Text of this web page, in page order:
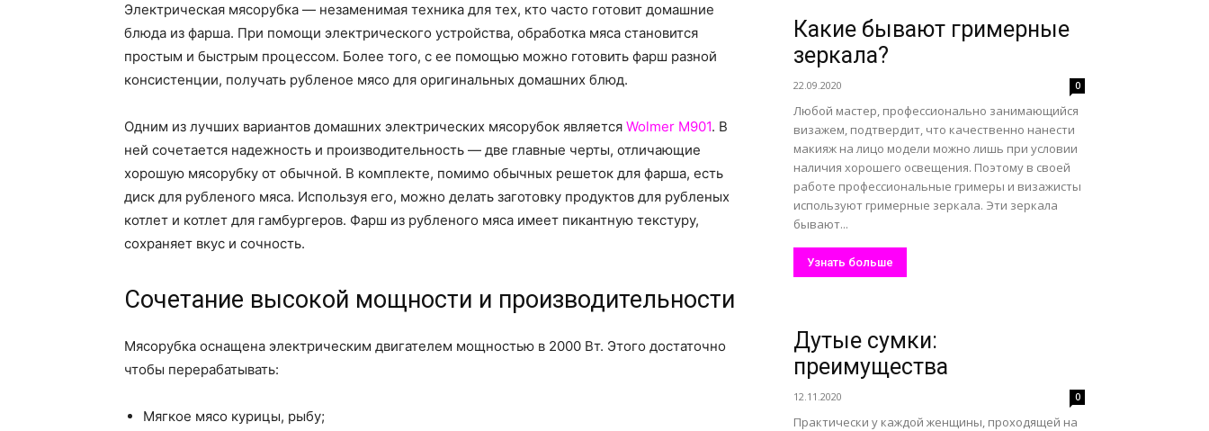
Электрическая мясорубка — незаменимая техника для тех, кто часто готовит домашние
блюда из фарша. При помощи электрического устройства, обработка мяса становится
простым и быстрым процессом. Более того, с ее помощью можно готовить фарш разной
консистенции, получать рубленое мясо для оригинальных домашних блюд.
Одним из лучших вариантов домашних электрических мясорубок является Wolmer М901. В
ней сочетается надежность и производительность — две главные черты, отличающие
хорошую мясорубку от обычной. В комплекте, помимо обычных решеток для фарша, есть
диск для рубленого мяса. Используя его, можно делать заготовку продуктов для рубленых
котлет и котлет для гамбургеров. Фарш из рубленого мяса имеет пикантную текстуру,
сохраняет вкус и сочность.
Сочетание высокой мощности и производительности
Мясорубка оснащена электрическим двигателем мощностью в 2000 Вт. Этого достаточно
чтобы перерабатывать:
Мягкое мясо курицы, рыбу;
Какие бывают гримерные
зеркала?
22.09.2020 0
Любой мастер, профессионально занимающийся
визажем, подтвердит, что качественно нанести
макияж на лицо модели можно лишь при условии
наличия хорошего освещения. Поэтому в своей
работе профессиональные гримеры и визажисты
используют гримерные зеркала. Эти зеркала
бывают...
Узнать больше
Дутые сумки:
преимущества
12.11.2020 0
Практически у каждой женщины, проходящей на